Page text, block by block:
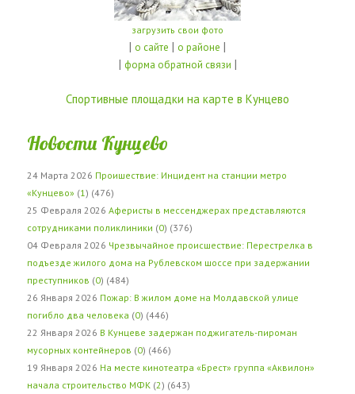
загрузить свои фото
| о сайте | о районе |
| форма обратной связи |
Спортивные площадки на карте в Кунцево
Новости Кунцево
24 Марта 2026 Проишествие: Инцидент на станции метро
«Кунцево» (1 ) (476)
25 Февраля 2026 Аферисты в мессенджерах представляются
сотрудниками поликлиники (0) (376)
04 Февраля 2026 Чрезвычайное происшествие: Перестрелка в
подъезде жилого дома на Рублевском шоссе при задержании
преступников (0) (484)
26 Января 2026 Пожар: В жилом доме на Молдавской улице
погибло два человека (0) (446)
22 Января 2026 В Кунцеве задержан поджигатель-пироман
мусорных контейнеров (0) (466)
19 Января 2026 На месте кинотеатра «Брест» группа «Аквилон»
начала строительство МФК (2) (643)